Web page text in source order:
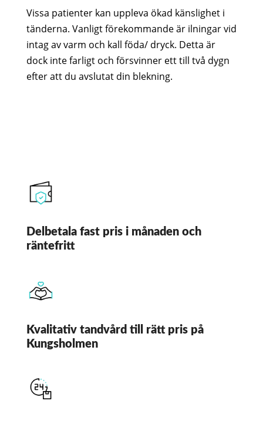
Vissa patienter kan uppleva ökad känslighet i
tänderna. Vanligt förekommande är ilningar vid
intag av varm och kall föda/ dryck. Detta är
dock inte farligt och försvinner ett till två dygn
efter att du avslutat din blekning.
Delbetala fast pris i månaden och
räntefritt
Kvalitativ tandvård till rätt pris på
Kungsholmen